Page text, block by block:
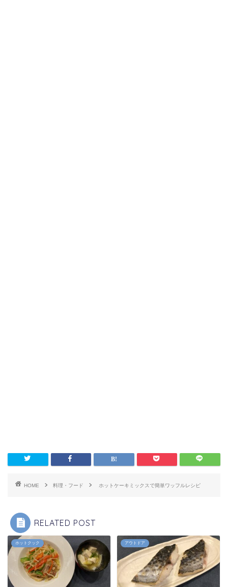
HOME 料理・フード ホットケーキミックスで簡単ワッフルレシピ
RELATED POST
ホットクック アウトドア